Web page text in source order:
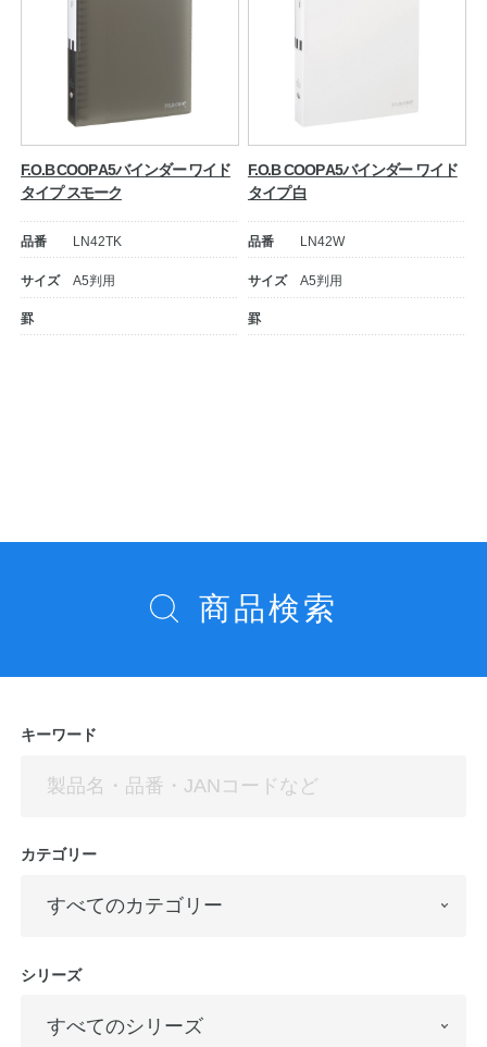
F.O.B COOP A5バインダー ワイド
タイプ スモーク
品番 LN42TK
サイズ A5判用
罫
F.O.B COOP A5バインダー ワイド
タイプ 白
品番 LN42W
サイズ A5判用
罫
ン
商品検索
キーワード
カテゴリー
シリーズ